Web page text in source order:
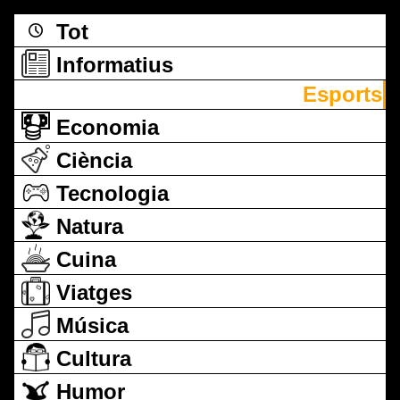
Tot
Informatius
Esports
Economia
Ciència
Tecnologia
Natura
Cuina
Viatges
Música
Cultura
Humor